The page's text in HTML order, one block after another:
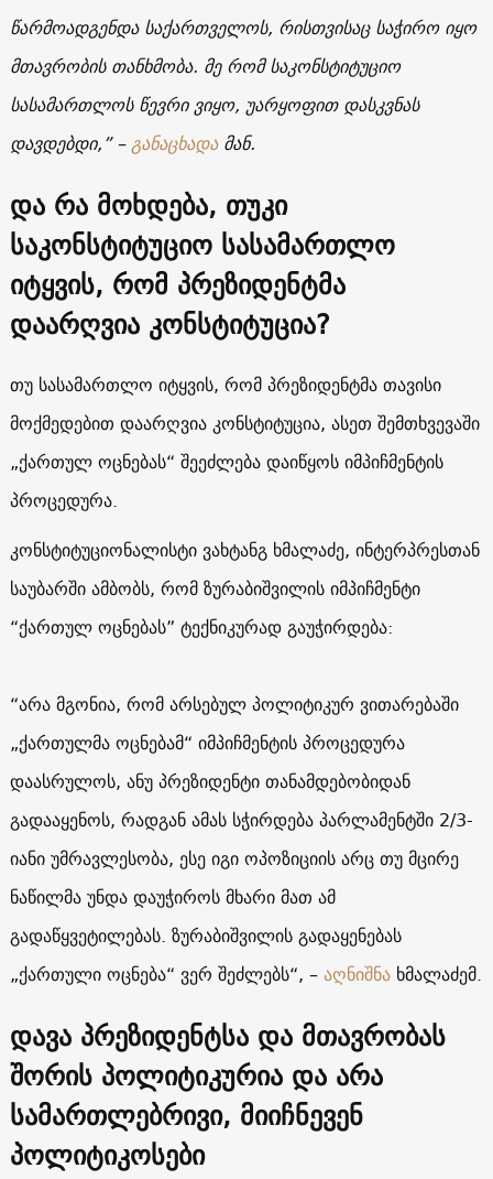
წარმოადგენდა საქართველოს, რისთვისაც საჭირო იყო
მთავრობის თანხმობა. მე რომ საკონსტიტუციო
სასამართლოს წევრი ვიყო, უარყოფით დასკვნას
დავდებდი,” –განაცხადამან.
და რა მოხდება, თუკი
საკონსტიტუციო სასამართლო
იტყვის, რომ პრეზიდენტმა
დაარღვია კონსტიტუცია?
თუ სასამართლო იტყვის, რომ პრეზიდენტმა თავისი
მოქმედებით დაარღვია კონსტიტუცია, ასეთ შემთხვევაში
„ქართულ ოცნებას“ შეეძლება დაიწყოს იმპიჩმენტის
პროცედურა.
კონსტიტუციონალისტი ვახტანგ ხმალაძე, ინტერპრესთან
საუბარში ამბობს, რომ ზურაბიშვილის იმპიჩმენტი
“ქართულ ოცნებას” ტექნიკურად გაუჭირდება:
“არა მგონია, რომ არსებულ პოლიტიკურ ვითარებაში
„ქართულმა ოცნებამ“ იმპიჩმენტის პროცედურა
დაასრულოს, ანუ პრეზიდენტი თანამდებობიდან
გადააყენოს, რადგან ამას სჭირდება პარლამენტში 2/3-
იანი უმრავლესობა, ესე იგი ოპოზიციის არც თუ მცირე
ნაწილმა უნდა დაუჭიროს მხარი მათ ამ
გადაწყვეტილებას. ზურაბიშვილის გადაყენებას
„ქართული ოცნება“ ვერ შეძლებს“, –აღნიშნახმალაძემ.
დავა პრეზიდენტსა და მთავრობას
შორის პოლიტიკურია და არა
სამართლებრივი, მიიჩნევენ
პოლიტიკოსები